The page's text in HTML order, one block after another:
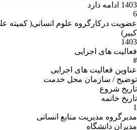
1403 ادامه دارد
6
عضویت درکارگروه علوم انسانی( کمیته
کبیر)
1403
فعالیت های اجرایی
#
عناوین فعالیت های اجرایی
توضیح / سازمان محل خدمت
تاریخ شروع
تاریخ خاتمه
1
مدیرگروه مدیریت منابع انسانی
مدیران دانشگاه